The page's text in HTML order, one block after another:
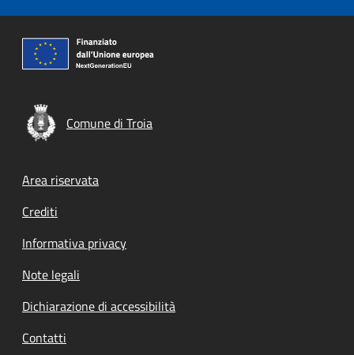
Comune di Troia
Footer menu
Area riservata
Crediti
Informativa privacy
Note legali
Dichiarazione di accessibilità
Contatti